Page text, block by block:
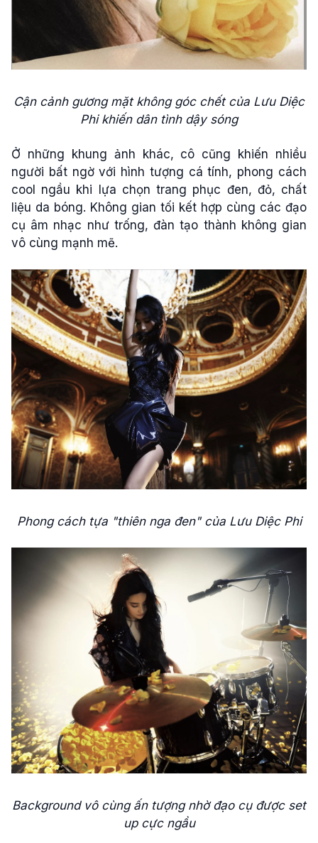
Cận cảnh gương mặt không góc chết của Lưu Diệc
Phi khiến dân tình dậy sóng
Ở những khung ảnh khác, cô cũng khiến nhiều
người bất ngờ với hình tượng cá tính, phong cách
cool ngầu khi lựa chọn trang phục đen, đỏ, chất
liệu da bóng. Không gian tối kết hợp cùng các đạo
cụ âm nhạc như trống, đàn tạo thành không gian
vô cùng mạnh mẽ.
Phong cách tựa "thiên nga đen" của Lưu Diệc Phi
Background vô cùng ấn tượng nhờ đạo cụ được set
up cực ngầu